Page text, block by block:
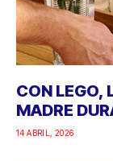
CON LEGO,
MADRE
14 ABRIL, 2026